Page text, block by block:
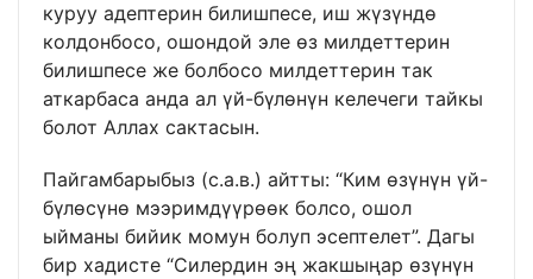
куруу адептерин билишпесе, иш жүзүндө
колдонбосо, ошондой эле өз милдеттерин
билишпесе же болбосо милдеттерин так
аткарбаса анда ал үй-бүлөнүн келечеги тайкы
болот Аллах сактасын.
Пайгамбарыбыз (с.а.в.) айтты: “Ким өзүнүн үй-
бүлөсүнө мээримдүүрөөк болсо, ошол
ыйманы бийик момун болуп эсептелет”. Дагы
бир хадисте “Силердин эң жакшыңар өзүнүн